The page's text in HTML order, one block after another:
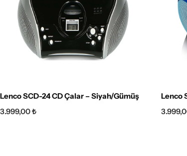
Lenco SCD-24 CD Çalar – Siyah/Gümüş
3.999,00₺
Lenco